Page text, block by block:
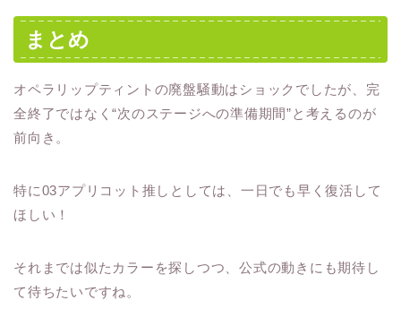
まとめ
オペラリップティントの廃盤騒動はショックでしたが、完
全終了ではなく“次のステージへの準備期間”と考えるのが
前向き。
特に03アプリコット推しとしては、一日でも早く復活して
ほしい！
それまでは似たカラーを探しつつ、公式の動きにも期待し
て待ちたいですね。